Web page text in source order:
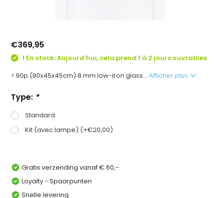
€369,95
1 En stock: Aujourd'hui, cela prend 1 à 2 jours ouvrables
> 90p (90x45x45cm) 8 mm low-iron glass...Afficher plus
Type: *
Standard
Kit (avec lampe) (+€20,00)
Gratis verzending vanaf € 60,-
Loyalty - Spaarpunten
Snelle levering